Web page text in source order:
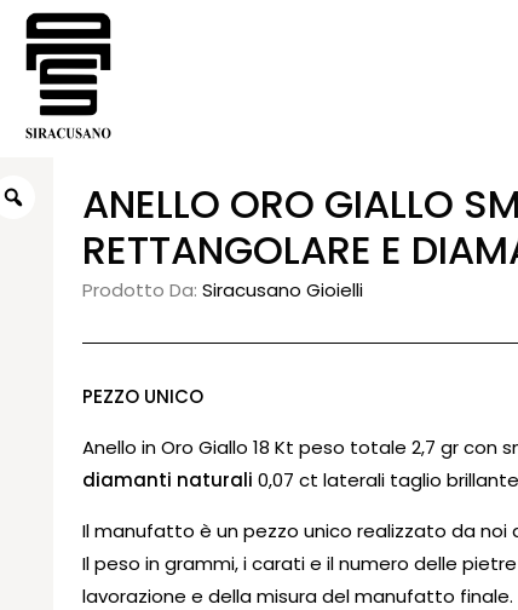
ANELLO ORO GIALLO SMERALDO
RETTANGOLARE E
Prodotto Da: Siracusano Gioielli
PEZZO UNICO
Anello in Oro Giallo 18 Kt peso totale 2,7 gr con
diamanti naturali 0,07 ct laterali taglio
Il manufatto è un pezzo unico realizzato da noi
Il peso in grammi, i carati e il numero delle
lavorazione e della misura del manufatto finale.